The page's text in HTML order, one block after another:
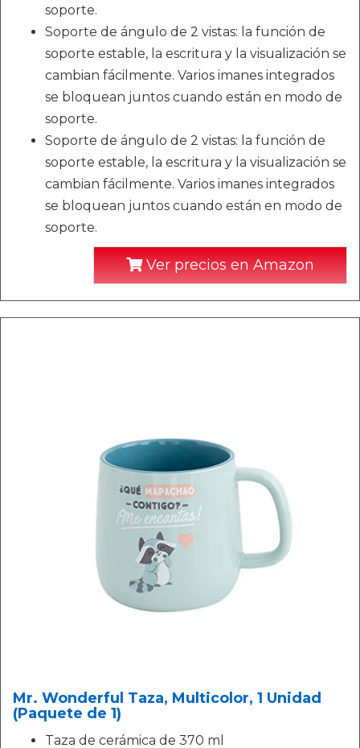
soporte.
Soporte de ángulo de 2 vistas: la función de
soporte estable, la escritura y la visualización se
cambian fácilmente. Varios imanes integrados
se bloquean juntos cuando están en modo de
soporte.
Soporte de ángulo de 2 vistas: la función de
soporte estable, la escritura y la visualización se
cambian fácilmente. Varios imanes integrados
se bloquean juntos cuando están en modo de
soporte.
Ver precios en Amazon
Mr. Wonderful Taza, Multicolor, 1 Unidad
(Paquete de 1)
Taza de cerámica de 370 ml